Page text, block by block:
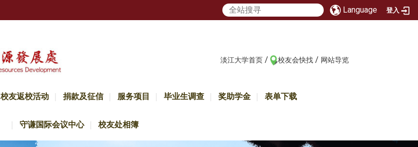
Language 登入
淡江大学首页 / 校友会快找 / 网站导览
校友返校活动 捐款及征信 服务项目 毕业生调查 奖助学金 表单下载
守谦国际会议中心 校友处相簿